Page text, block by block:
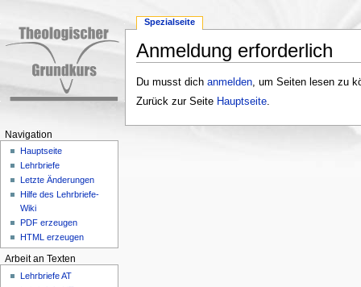
Anmeldung erforderlich
Du musst dich anmelden, um Seiten lesen zu
Zurück zur Seite Hauptseite.
Spezialseite
Navigation
Hauptseite
Lehrbriefe
Letzte Änderungen
Hilfe des Lehrbriefe-
Wiki
PDF erzeugen
HTML erzeugen
Arbeit an Texten
Lehrbriefe AT